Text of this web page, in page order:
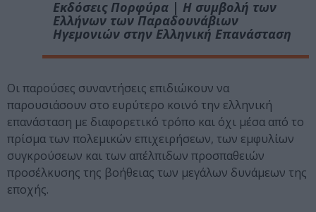
Εκδόσεις Πορφύρα | Η συμβολή των
Ελλήνων των Παραδουνάβιων
Ηγεμονιών στην Ελληνική Επανάσταση
Οι παρούσες συναντήσεις επιδιώκουν να
παρουσιάσουν στο ευρύτερο κοινό την ελληνική
επανάσταση με διαφορετικό τρόπο και όχι μέσα από το
πρίσμα των πολεμικών επιχειρήσεων, των εμφυλίων
συγκρούσεων και των απέλπιδων προσπαθειών
προσέλκυσης της βοήθειας των μεγάλων δυνάμεων της
εποχής.